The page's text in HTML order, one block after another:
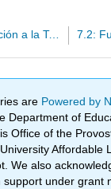
7: Introducción a la Teoría Analítica de Números
are Powered by
Department of
Office of the
Affordable
We also
under grant